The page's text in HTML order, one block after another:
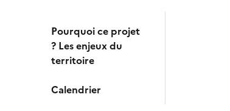
Pourquoi ce projet
? Les enjeux du
territoire
Calendrier